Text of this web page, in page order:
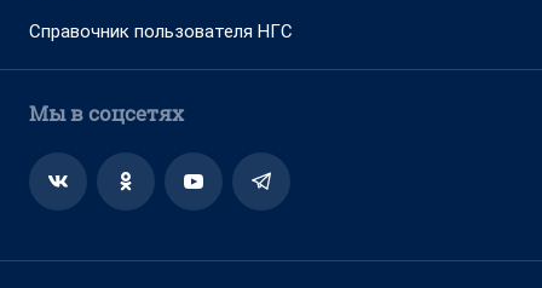
Справочник пользователя НГС
Мы в соцсетях